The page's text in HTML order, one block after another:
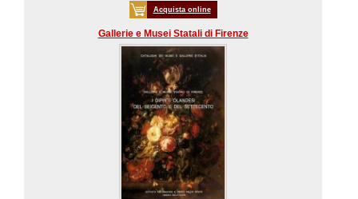
Acquista online
Gallerie e Musei Statali di Firenze